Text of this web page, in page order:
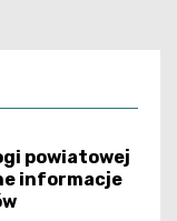
powiatowej
informacje